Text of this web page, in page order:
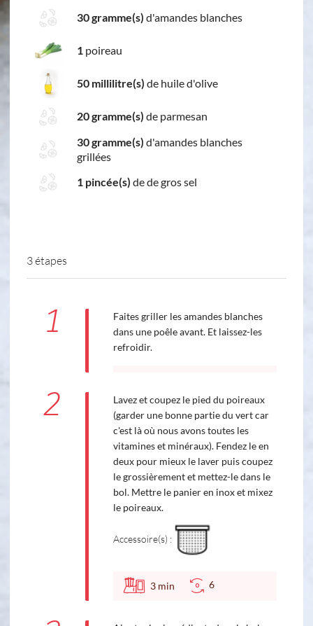
30 gramme(s) d'amandes blanches
1 poireau
50 millilitre(s) de huile d'olive
20 gramme(s) de parmesan
30 gramme(s) d'amandes blanches
grillées
1 pincée(s) de de gros sel
3 étapes
1
Faites griller les amandes blanches
dans une poêle avant. Et laissez-les
refroidir.
2
Lavez et coupez le pied du poireaux
(garder une bonne partie du vert car
c'est là où nous avons toutes les
vitamines et minéraux). Fendez le en
deux pour mieux le laver puis coupez
le grossièrement et mettez-le dans le
bol. Mettre le panier en inox et mixez
le poireaux.
Accessoire(s) :
3 min 6